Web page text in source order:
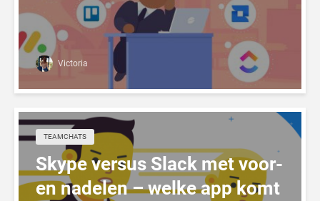
Victoria
TEAMCHATS
Skype versus Slack met voor-
en nadelen – welke app komt